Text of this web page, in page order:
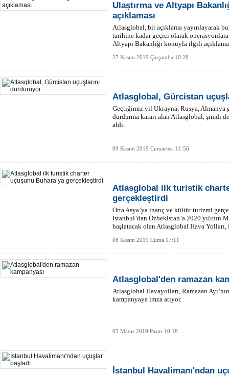
Ulaştırma ve Altyapı
açıklaması
Atlasglobal, bir açıklama yayınlayarak
tarihine kadar geçici olarak
Altyapı Bakanlığı konuyla ilgili
27 Kasım 2019 Çarşamba 10:28
Atlasglobal, Gürcistan
Geçtiğimiz yıl Ukrayna, Rusya, Almanya
durdurma kararı alan Atlasglobal, şimdi
aldı.
09 Kasım 2019 Cumartesi 11:56
Atlasglobal ilk turistik
gerçekleştirdi
Orta Asya’ya inanç ve kültür turizmi
İstanbul’dan Özbekistan’a 2020 yılının
başlatacak olan Atlasglobal Hava
08 Kasım 2019 Cuma 17:11
Atlasglobal'den ramazan
Atlasglobal Havayolları, Ramazan
kampanyaya imza atıyor.
05 Mayıs 2019 Pazar 10:18
İstanbul Havalimanı'ndan